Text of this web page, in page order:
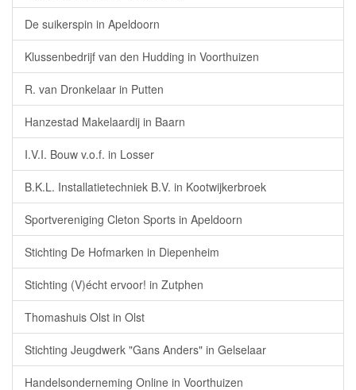
De suikerspin in Apeldoorn
Klussenbedrijf van den Hudding in Voorthuizen
R. van Dronkelaar in Putten
Hanzestad Makelaardij in Baarn
I.V.I. Bouw v.o.f. in Losser
B.K.L. Installatietechniek B.V. in Kootwijkerbroek
Sportvereniging Cleton Sports in Apeldoorn
Stichting De Hofmarken in Diepenheim
Stichting (V)écht ervoor! in Zutphen
Thomashuis Olst in Olst
Stichting Jeugdwerk "Gans Anders" in Gelselaar
Handelsonderneming Online in Voorthuizen